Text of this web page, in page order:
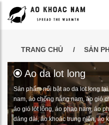
TRANG CHỦ SẢN
Ao da lot long
Sản phẩm nổi bật ao da lot long
nam, áo chống nắng nam, áo gió
áo gió lót lông, áo phao nam, áo
dáng dài, áo khoác trung niên, áo